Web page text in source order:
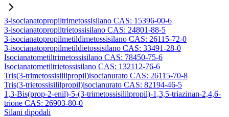
3-isocianatopropiltrimetossisilano CAS: 15396-00-6
3-isocianatopropiltrietossisilano CAS: 24801-88-5
3-isocianatopropilmetildimetossisilano CAS: 26115-72-0
3-isocianatopropilmetildietossisilano CAS: 33491-28-0
Isocianatometiltrimetossisilano CAS: 78450-75-6
Isocianatometiltrietossisilano CAS: 132112-76-6
Tris(3-trimetossisililpropil)isocianurato CAS: 26115-70-8
Tris(3-trietossisililpropil)isocianurato CAS: 82194-46-5
1,3-Bis(prop-2-enil)-5-(3-trimetossisililpropil)-1,3,5-triazinan-2,4,6-
trione CAS: 26903-80-0
Silani dipodali